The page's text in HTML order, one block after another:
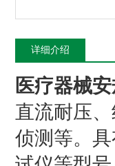
详细介绍
医疗器械
直流耐压
侦测等。